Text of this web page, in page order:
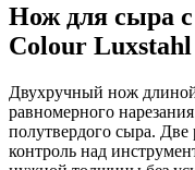
Нож для сыра
Colour
Двухручный нож
равномерного
полутвердого сыра.
контроль над